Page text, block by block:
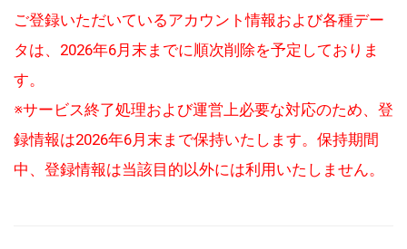
ご登録いただいているアカウント情報および各種デー
タは、2026年6月末までに順次削除を予定しておりま
す。
※サービス終了処理および運営上必要な対応のため、登
録情報は2026年6月末まで保持いたします。保持期間
中、登録情報は当該目的以外には利用いたしません。